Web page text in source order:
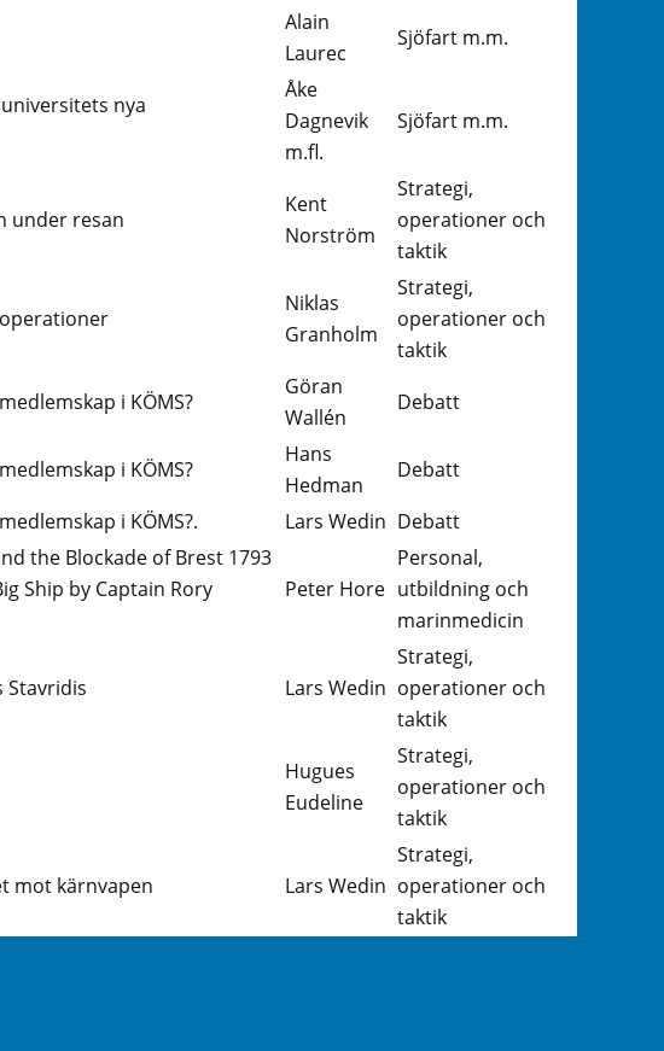
Alain
Laurec
Sjöfart m.m.
nya
Åke
Dagnevik
m.fl.
Sjöfart m.m.
under resan
Kent
Norström
Strategi,
operationer och
taktik
Niklas
Granholm
Strategi,
operationer och
taktik
i KÖMS?
Göran
Wallén
Debatt
i KÖMS?
Hans
Hedman
Debatt
i KÖMS?. Lars Wedin Debatt
the Blockade of Brest 1793
Ship by Captain Rory
Peter Hore
Personal,
utbildning och
marinmedicin
Stavridis Lars Wedin
Strategi,
operationer och
taktik
Hugues
Eudeline
Strategi,
operationer och
taktik
mot kärnvapen Lars Wedin
Strategi,
operationer och
taktik